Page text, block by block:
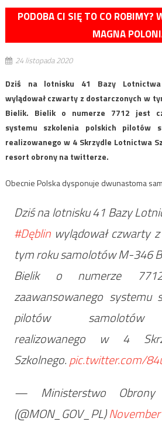
PODOBA CI SIĘ TO CO ROBIMY?
MAGNA
24 listopada 2020
Dziś na lotnisku 41 Bazy
wylądował czwarty z dostarczonych w
Bielik. Bielik o numerze 7712 jest
systemu szkolenia polskich pilotów
realizowanego w 4 Skrzydle Lotnictwa
resort obrony na twitterze.
Obecnie Polska dysponuje dwunastoma
Dziś na lotnisku 41 Bazy
#Dęblinwylądował czwarty
tym roku samolotów M-346
Bielik o numerze
zaawansowanego systemu
pilotów samolotów
realizowanego w 4
Szkolnego.pic.twitter.com/
— Ministerstwo Obrony
(@MON_GOV_PL)